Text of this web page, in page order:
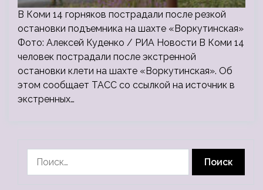
В Коми 14 горняков пострадали после резкой
остановки подъемника на шахте «Воркутинская»
Фото: Алексей Куденко / РИА Новости В Коми 14
человек пострадали после экстренной
остановки клети на шахте «Воркутинская». Об
этом сообщает ТАСС со ссылкой на источник в
экстренных…